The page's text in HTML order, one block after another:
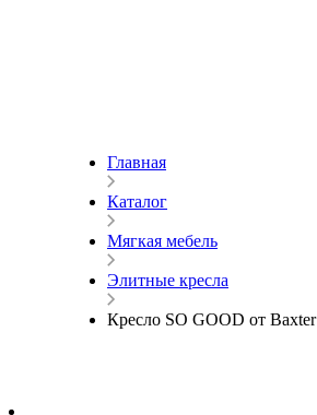
Главная
Каталог
Мягкая мебель
Элитные кресла
Кресло SO GOOD от Baxter